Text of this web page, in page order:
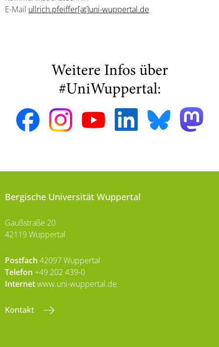
E-Mail ullrich.pfeiffer[at]uni-wuppertal.de
Weitere Infos über
#UniWuppertal:
Bergische Universität Wuppertal
Gaußstraße 20
42119 Wuppertal
Postfach 42097 Wuppertal
Telefon +49 202 439-0
Internetwww.uni-wuppertal.de
Kontakt